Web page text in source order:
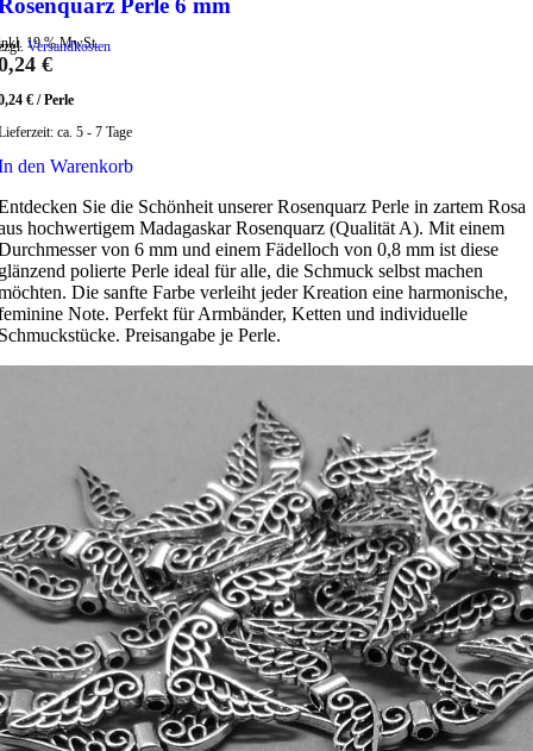
Perle 6 mm
19 % MwSt.
Versandkosten
€
€ /Perle
ca. 5 - 7 Tage
den Warenkorb
Sie die Schönheit unserer Rosenquarz Perle in zartem Rosa
hochwertigem Madagaskar Rosenquarz (Qualität A). Mit einem
von 6 mm und einem Fädelloch von 0,8 mm ist diese
polierte Perle ideal für alle, die Schmuck selbst machen
Die sanfte Farbe verleiht jeder Kreation eine harmonische,
Note. Perfekt für Armbänder, Ketten und individuelle
Preisangabe je Perle.